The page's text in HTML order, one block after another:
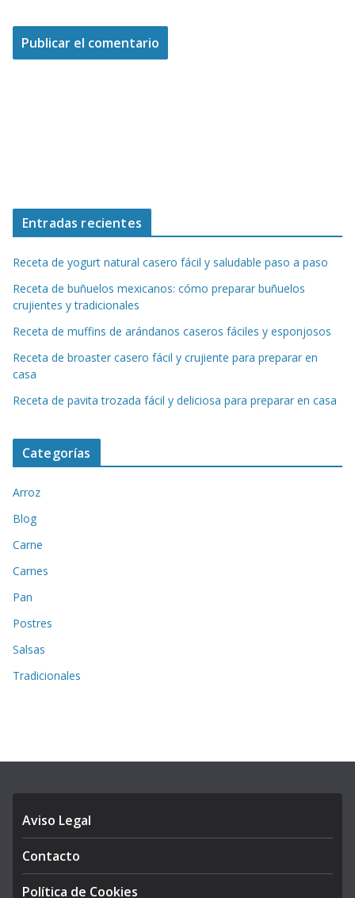
Entradas recientes
Receta de yogurt natural casero fácil y saludable paso a paso
Receta de buñuelos mexicanos: cómo preparar buñuelos
crujientes y tradicionales
Receta de muffins de arándanos caseros fáciles y esponjosos
Receta de broaster casero fácil y crujiente para preparar en
casa
Receta de pavita trozada fácil y deliciosa para preparar en casa
Categorías
Arroz
Blog
Carne
Carnes
Pan
Postres
Salsas
Tradicionales
Aviso Legal
Contacto
Política de Cookies